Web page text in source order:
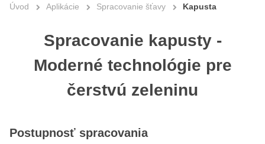
Úvod Aplikácie Spracovanie šťavy Kapusta
Spracovanie kapusty -
Moderné technológie pre
čerstvú zeleninu
Postupnosť spracovania